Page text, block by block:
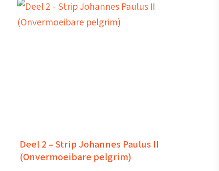
Deel 2 – Strip Johannes Paulus II
(Onvermoeibare pelgrim)